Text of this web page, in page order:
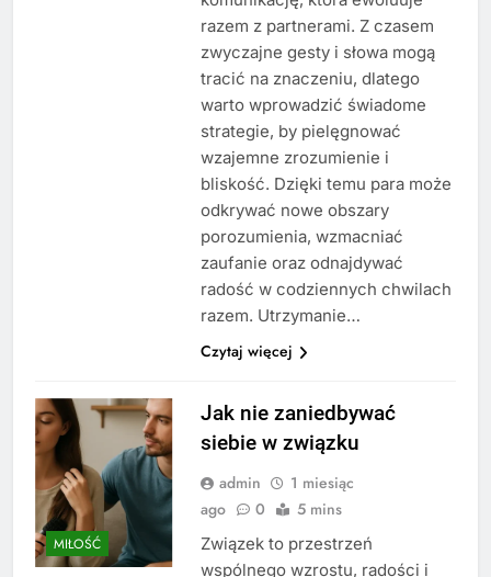
razem z partnerami. Z czasem
zwyczajne gesty i słowa mogą
tracić na znaczeniu, dlatego
warto wprowadzić świadome
strategie, by pielęgnować
wzajemne zrozumienie i
bliskość. Dzięki temu para może
odkrywać nowe obszary
porozumienia, wzmacniać
zaufanie oraz odnajdywać
radość w codziennych chwilach
razem. Utrzymanie…
Czytaj więcej
MIŁOŚĆ
Jak nie zaniedbywać
siebie w związku
admin
1 miesiąc
ago
0 5 mins
Związek to przestrzeń
wspólnego wzrostu, radości i